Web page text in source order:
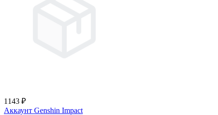
1143 ₽
Аккаунт Genshin Impact